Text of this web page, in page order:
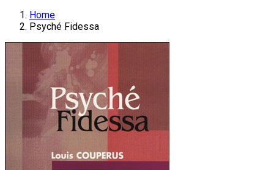
Home
Psyché Fidessa